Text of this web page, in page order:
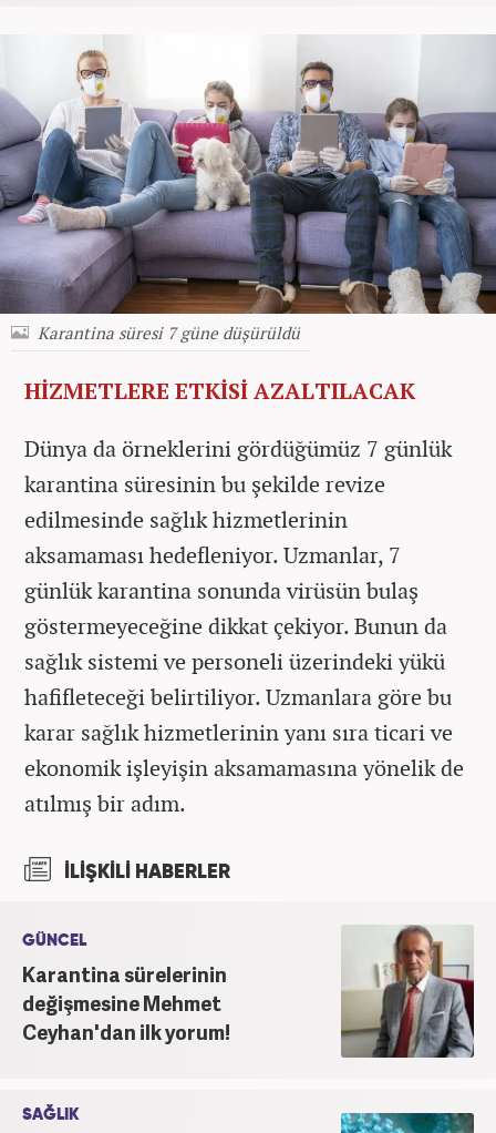
Karantina süresi 7 güne düşürüldü
HİZMETLERE ETKİSİ AZALTILACAK
Dünya da örneklerini gördüğümüz 7 günlük
karantina süresinin bu şekilde revize
edilmesinde sağlık hizmetlerinin
aksamaması hedefleniyor. Uzmanlar, 7
günlük karantina sonunda virüsün bulaş
göstermeyeceğine dikkat çekiyor. Bunun da
sağlık sistemi ve personeli üzerindeki yükü
hafifleteceği belirtiliyor. Uzmanlara göre bu
karar sağlık hizmetlerinin yanı sıra ticari ve
ekonomik işleyişin aksamamasına yönelik de
atılmış bir adım.
İLİŞKİLİ HABERLER
GÜNCEL
Karantina sürelerinin
değişmesine Mehmet
Ceyhan'dan ilk yorum!
SAĞLIK